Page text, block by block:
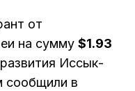
от
на сумму $1.93
Иссык-
сообщили в